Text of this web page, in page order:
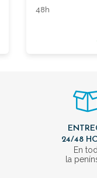
48h
24/48
En
la